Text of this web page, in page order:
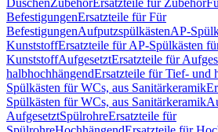
DuschenZubehörErsatzteile für Zubehör
BefestigungenErsatzteile für Für
BefestigungenAufputzspülkästenAP-
KunststoffErsatzteile für AP-Spülkästen
KunststoffAufgesetztErsatzteile für
halbhochhängendErsatzteile für Tief- und
Spülkästen für WCs, aus Sanitärkeramik
Spülkästen für WCs, aus Sanitärkeramik
AufgesetztSpülrohreErsatzteile für